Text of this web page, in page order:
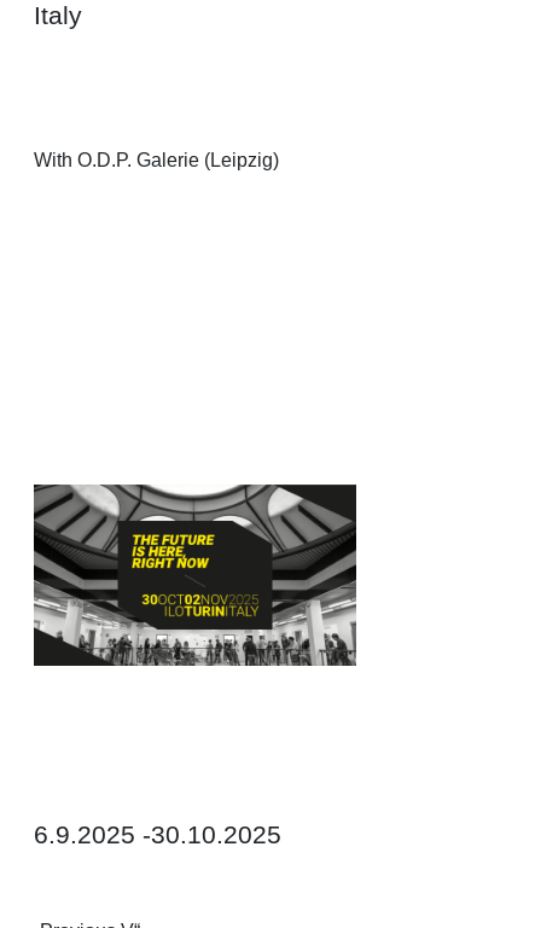
Italy
With O.D.P. Galerie (Leipzig)
6.9.2025 -30.10.2025